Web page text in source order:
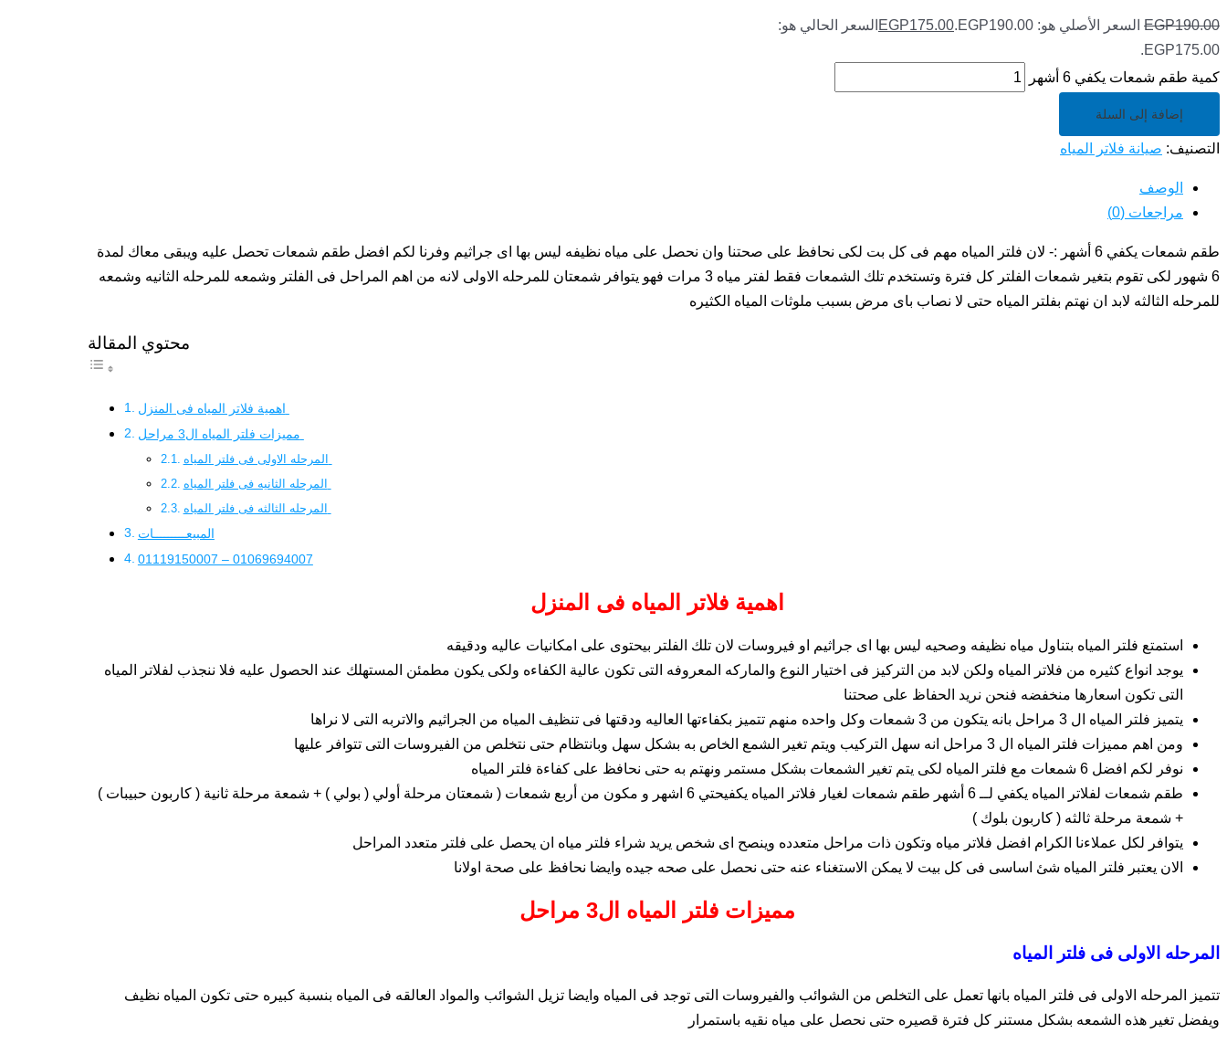
EGP190.00 السعر الأصلي هو: EGP190.00. EGP175.00
السعر الحالي هو:
EGP175.00.
كمية طقم شمعات يكفي 6 أشهر
إضافة إلى السلة
التصنيف: صيانة فلاتر المياه
الوصف
مراجعات (0)
طقم شمعات يكفي 6 أشهر :- لان فلتر المياه مهم فى كل بت لكى نحافظ على صحتنا وان نحصل على مياه نظيفه ليس بها اى جراثيم وفرنا لكم افضل طقم شمعات تحصل عليه ويبقى معاك لمدة
6 شهور لكى تقوم بتغير شمعات الفلتر كل فترة وتستخدم تلك الشمعات فقط لفتر مياه 3 مرات فهو يتوافر شمعتان للمرحله الاولى لانه من اهم المراحل فى الفلتر وشمعه للمرحله الثانيه وشمعه
للمرحله الثالثه لابد ان نهتم بفلتر المياه حتى لا نصاب باى مرض بسبب ملوثات المياه الكثيره
محتوي المقالة
المبيعـــــــــات
01119150007 – 01069694007
اهمية فلاتر المياه فى المنزل
استمتع فلتر المياه بتناول مياه نظيفه وصحيه ليس بها اى جراثيم او فيروسات لان تلك الفلتر بيحتوى على امكانيات عاليه ودقيقه
يوجد انواع كثيره من فلاتر المياه ولكن لابد من التركيز فى اختيار النوع والماركه المعروفه التى تكون عالية الكفاءه ولكى يكون مطمئن المستهلك عند الحصول عليه فلا ننجذب لفلاتر المياه
التى تكون اسعارها منخفضه فنحن نريد الحفاظ على صحتنا
يتميز فلتر المياه ال 3 مراحل بانه يتكون من 3 شمعات وكل واحده منهم تتميز بكفاءتها العاليه ودقتها فى تنظيف المياه من الجراثيم والاتربه التى لا نراها
ومن اهم مميزات فلتر المياه ال 3 مراحل انه سهل التركيب ويتم تغير الشمع الخاص به بشكل سهل وبانتظام حتى نتخلص من الفيروسات التى تتوافر عليها
نوفر لكم افضل 6 شمعات مع فلتر المياه لكى يتم تغير الشمعات بشكل مستمر ونهتم به حتى نحافظ على كفاءة فلتر المياه
طقم شمعات لفلاتر المياه يكفي لــ 6 أشهر طقم شمعات لغيار فلاتر المياه يكفيحتي 6 اشهر و مكون من أربع شمعات ( شمعتان مرحلة أولي ( بولي ) + شمعة مرحلة ثانية ( كاربون حبيبات )
+ شمعة مرحلة ثالثه ( كاربون بلوك )
يتوافر لكل عملاءنا الكرام افضل فلاتر مياه وتكون ذات مراحل متعدده وينصح اى شخص يريد شراء فلتر مياه ان يحصل على فلتر متعدد المراحل
الان يعتبر فلتر المياه شئ اساسى فى كل بيت لا يمكن الاستغناء عنه حتى نحصل على صحه جيده وايضا نحافظ على صحة اولانا
مميزات فلتر المياه ال3 مراحل
المرحله الاولى فى فلتر المياه
تتميز المرحله الاولى فى فلتر المياه بانها تعمل على التخلص من الشوائب والفيروسات التى توجد فى المياه وايضا تزيل الشوائب والمواد العالقه فى المياه بنسبة كبيره حتى تكون المياه نظيف
ويفضل تغير هذه الشمعه بشكل مستنر كل فترة قصيره حتى نحصل على مياه نقيه باستمرار